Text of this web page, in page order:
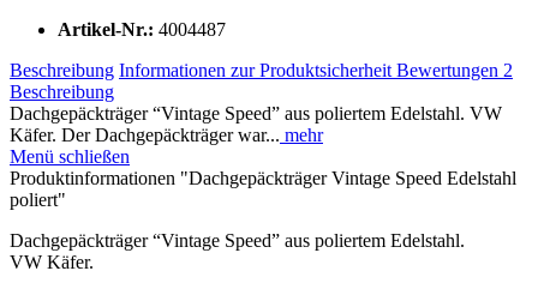
Artikel-Nr.: 4004487
Beschreibung Informationen zur Produktsicherheit Bewertungen 2
Beschreibung
Dachgepäckträger “Vintage Speed” aus poliertem Edelstahl. VW
Käfer. Der Dachgepäckträger war... mehr
Menü schließen
Produktinformationen "Dachgepäckträger Vintage Speed Edelstahl
poliert"
Dachgepäckträger “Vintage Speed” aus poliertem Edelstahl.
VW Käfer.